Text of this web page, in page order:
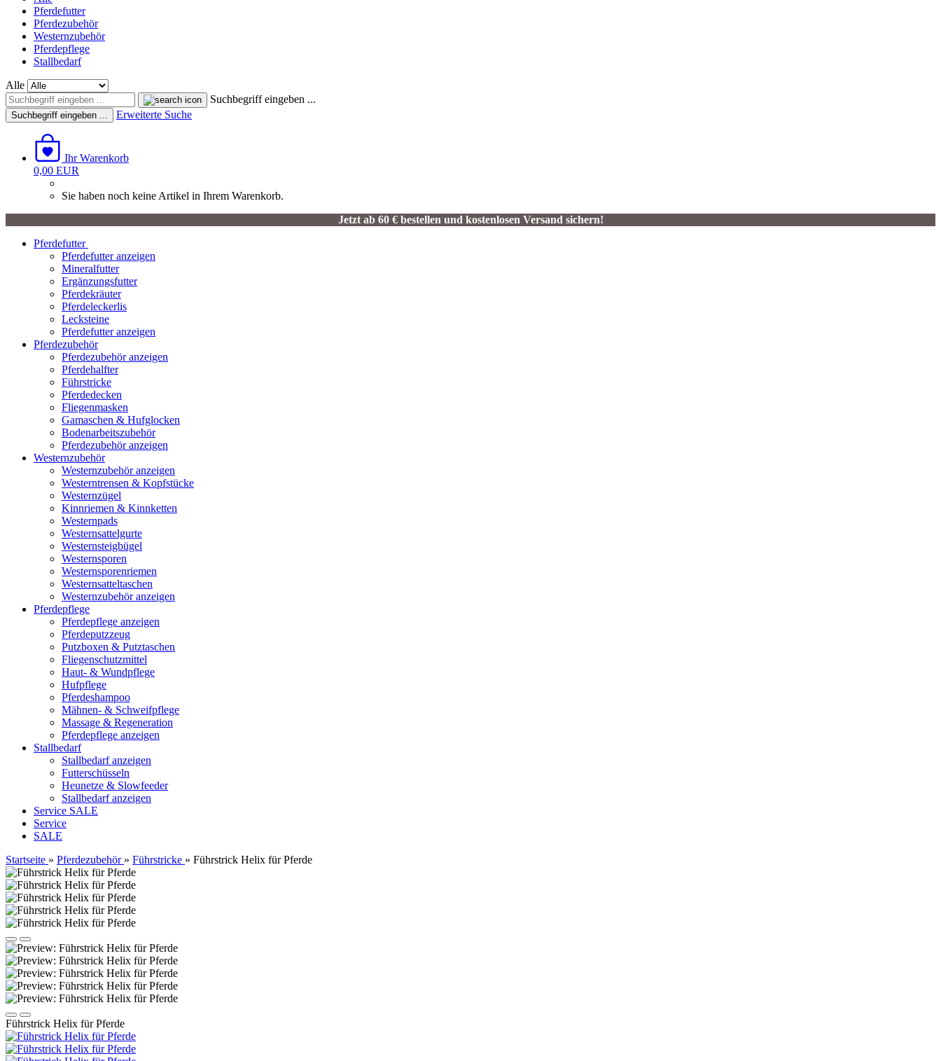
Pferdefutter
Pferdezubehör
Westernzubehör
Pferdepflege
Stallbedarf
Alle
Suchbegriff eingeben ...
Suchbegriff eingeben ... Erweiterte Suche
Ihr Warenkorb
0,00 EUR
Sie haben noch keine Artikel in Ihrem Warenkorb.
Jetzt ab 60 € bestellen und kostenlosen Versand sichern!
Pferdefutter
Pferdefutter anzeigen
Mineralfutter
Ergänzungsfutter
Pferdekräuter
Pferdeleckerlis
Lecksteine
Pferdefutter anzeigen
Pferdezubehör
Pferdezubehör anzeigen
Pferdehalfter
Führstricke
Pferdedecken
Fliegenmasken
Gamaschen & Hufglocken
Bodenarbeitszubehör
Pferdezubehör anzeigen
Westernzubehör
Westernzubehör anzeigen
Westerntrensen & Kopfstücke
Westernzügel
Kinnriemen & Kinnketten
Westernpads
Westernsattelgurte
Westernsteigbügel
Westernsporen
Westernsporenriemen
Westernsatteltaschen
Westernzubehör anzeigen
Pferdepflege
Pferdepflege anzeigen
Pferdeputzzeug
Putzboxen & Putztaschen
Fliegenschutzmittel
Haut- & Wundpflege
Hufpflege
Pferdeshampoo
Mähnen- & Schweifpflege
Massage & Regeneration
Pferdepflege anzeigen
Stallbedarf
Stallbedarf anzeigen
Futterschüsseln
Heunetze & Slowfeeder
Stallbedarf anzeigen
Service SALE
Service
SALE
Startseite » Pferdezubehör » Führstricke » Führstrick Helix für Pferde
Führstrick Helix für Pferde